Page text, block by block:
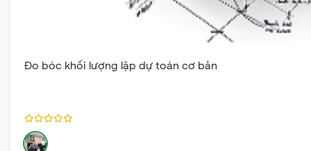
Đo bóc khối lượng lập dự toán cơ bản